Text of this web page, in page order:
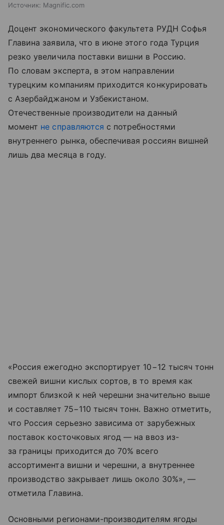
Источник: Magnific.com
Доцент экономического факультета РУДН Софья
Главина заявила, что в июне этого года Турция
резко увеличила поставки вишни в Россию.
По словам эксперта, в этом направлении
турецким компаниям приходится конкурировать
с Азербайджаном и Узбекистаном.
Отечественные производители на данный
момент не справляются с потребностями
внутреннего рынка, обеспечивая россиян вишней
лишь два месяца в году.
«Россия ежегодно экспортирует 10−12 тысяч тонн
свежей вишни кислых сортов, в то время как
импорт близкой к ней черешни значительно выше
и составляет 75−110 тысяч тонн. Важно отметить,
что Россия серьезно зависима от зарубежных
поставок косточковых ягод — на ввоз из-
за границы приходится до 70% всего
ассортимента вишни и черешни, а внутреннее
производство закрывает лишь около 30%», —
отметила Главина.
Основными регионами-производителям ягоды